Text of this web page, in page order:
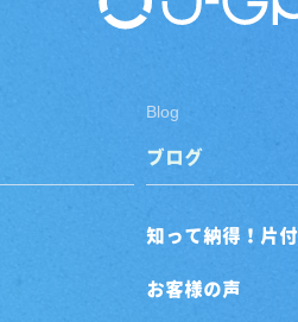
Blog
ブログ
知って納得！片
お客様の声